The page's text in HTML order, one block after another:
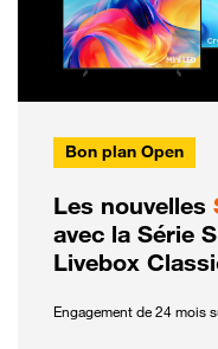
Bon plan Open
Les nouvelles
avec la Série
Livebox
Engagement de 24 mois